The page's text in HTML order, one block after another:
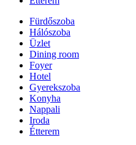
Fürdőszoba
Hálószoba
Üzlet
Dining room
Foyer
Hotel
Gyerekszoba
Konyha
Nappali
Iroda
Étterem